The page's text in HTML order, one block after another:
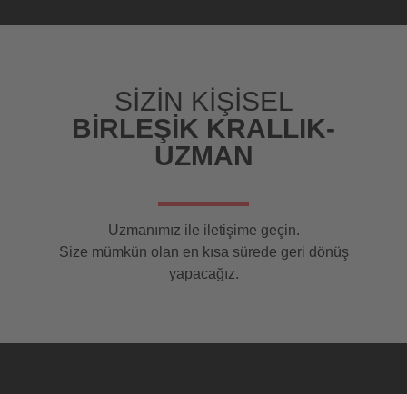
SIZIN KIŞISEL
BIRLEŞIK KRALLIK-
UZMAN
Uzmanımız ile iletişime geçin.
Size mümkün olan en kısa sürede geri dönüş
yapacağız.